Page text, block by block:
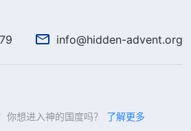
info@hidden-advent.org
你想进入神的国度吗？ 了解更多